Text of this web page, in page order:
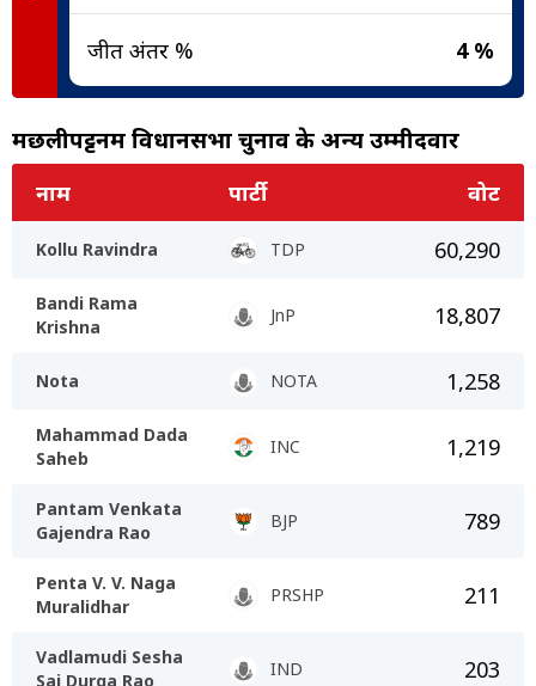
जीत अंतर % 4 %
मछलीपट्टनम विधानसभा चुनाव के अन्य उम्मीदवार
नाम पार्टी वोट
Kollu Ravindra TDP 60,290
Bandi Rama
Krishna
JnP 18,807
Nota NOTA 1,258
Mahammad Dada
Saheb
INC 1,219
Pantam Venkata
Gajendra Rao
BJP 789
Penta V. V. Naga
Muralidhar
PRSHP 211
Vadlamudi Sesha
Sai Durga Rao
IND 203